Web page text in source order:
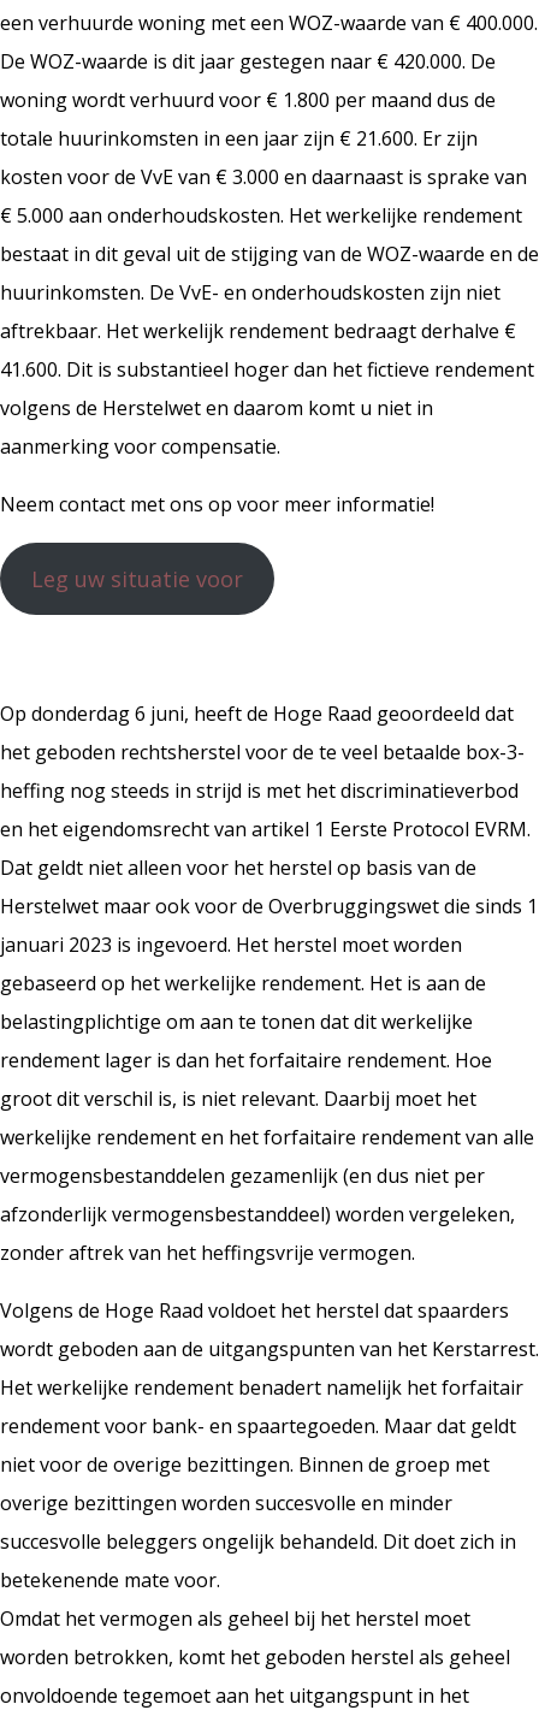
een verhuurde woning met een WOZ-waarde van € 400.000.
De WOZ-waarde is dit jaar gestegen naar € 420.000. De
woning wordt verhuurd voor € 1.800 per maand dus de
totale huurinkomsten in een jaar zijn € 21.600. Er zijn
kosten voor de VvE van € 3.000 en daarnaast is sprake van
€ 5.000 aan onderhoudskosten. Het werkelijke rendement
bestaat in dit geval uit de stijging van de WOZ-waarde en de
huurinkomsten. De VvE- en onderhoudskosten zijn niet
aftrekbaar. Het werkelijk rendement bedraagt derhalve €
41.600. Dit is substantieel hoger dan het fictieve rendement
volgens de Herstelwet en daarom komt u niet in
aanmerking voor compensatie.
Neem contact met ons op voor meer informatie!
Leg uw situatie voor
Op donderdag 6 juni, heeft de Hoge Raad geoordeeld dat
het geboden rechtsherstel voor de te veel betaalde box-3-
heffing nog steeds in strijd is met het discriminatieverbod
en het eigendomsrecht van artikel 1 Eerste Protocol EVRM.
Dat geldt niet alleen voor het herstel op basis van de
Herstelwet maar ook voor de Overbruggingswet die sinds 1
januari 2023 is ingevoerd. Het herstel moet worden
gebaseerd op het werkelijke rendement. Het is aan de
belastingplichtige om aan te tonen dat dit werkelijke
rendement lager is dan het forfaitaire rendement. Hoe
groot dit verschil is, is niet relevant. Daarbij moet het
werkelijke rendement en het forfaitaire rendement van alle
vermogensbestanddelen gezamenlijk (en dus niet per
afzonderlijk vermogensbestanddeel) worden vergeleken,
zonder aftrek van het heffingsvrije vermogen.
Volgens de Hoge Raad voldoet het herstel dat spaarders
wordt geboden aan de uitgangspunten van het Kerstarrest.
Het werkelijke rendement benadert namelijk het forfaitair
rendement voor bank- en spaartegoeden. Maar dat geldt
niet voor de overige bezittingen. Binnen de groep met
overige bezittingen worden succesvolle en minder
succesvolle beleggers ongelijk behandeld. Dit doet zich in
betekenende mate voor.
Omdat het vermogen als geheel bij het herstel moet
worden betrokken, komt het geboden herstel als geheel
onvoldoende tegemoet aan het uitgangspunt in het